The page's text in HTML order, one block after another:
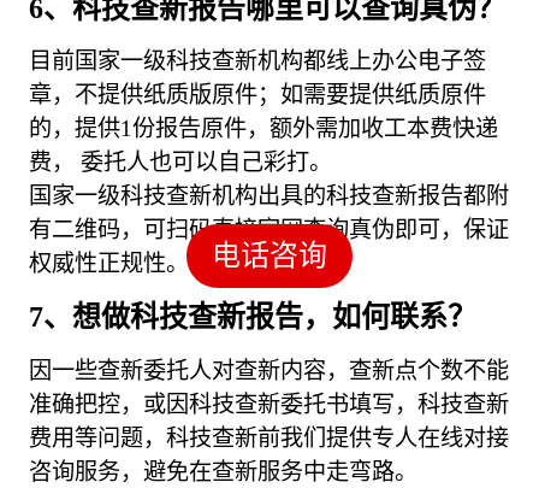
6、科技查新报告哪里可以查询真伪？
目前国家一级科技查新机构都线上办公电子签
章，不提供纸质版原件；如需要提供纸质原件
的，提供1份报告原件，额外需加收工本费快递
费， 委托人也可以自己彩打。
国家一级科技查新机构出具的科技查新报告都附
有二维码，可扫码直接官网查询真伪即可，保证
权威性正规性。
7、想做科技查新报告，如何联系？
因一些查新委托人对查新内容，查新点个数不能
准确把控，或因科技查新委托书填写，科技查新
费用等问题，科技查新前我们提供专人在线对接
咨询服务，避免在查新服务中走弯路。
电话咨询